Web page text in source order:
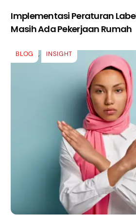
Implementasi Peraturan
Masih Ada Pekerjaan Rumah
BLOG , INSIGHT